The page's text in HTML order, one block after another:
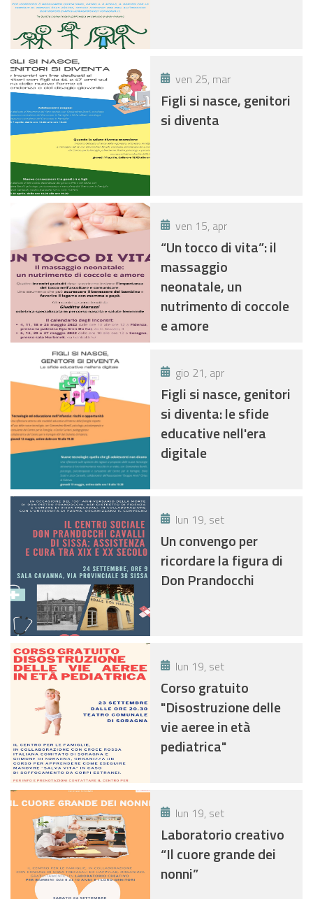
ven 25, mar
Figli si nasce, genitori
si diventa
ven 15, apr
“Un tocco di vita”: il
massaggio
neonatale, un
nutrimento di coccole
e amore
gio 21, apr
Figli si nasce, genitori
si diventa: le sfide
educative nell'era
digitale
lun 19, set
Un convengo per
ricordare la figura di
Don Prandocchi
lun 19, set
Corso gratuito
"Disostruzione delle
vie aeree in età
pediatrica"
lun 19, set
Laboratorio creativo
“Il cuore grande dei
nonni”